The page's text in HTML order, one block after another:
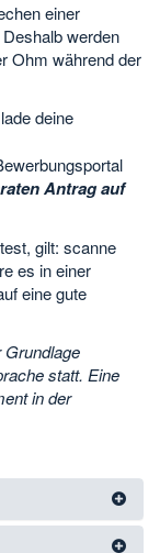
einer
werden
Ohm während der
deine
Antrag auf
gilt: scanne
es in einer
eine gute
statt. Eine
in der